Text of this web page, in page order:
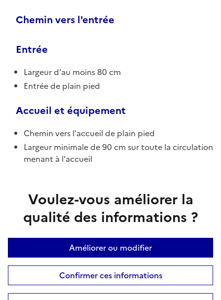
Chemin vers l'entrée
Entrée
Largeur d'au moins 80 cm
Entrée de plain pied
Accueil et équipement
Chemin vers l'accueil de plain pied
Largeur minimale de 90 cm sur toute la circulation
menant à l'accueil
Voulez-vous améliorer la
qualité des informations ?
Améliorer ou modifier
Confirmer ces informations